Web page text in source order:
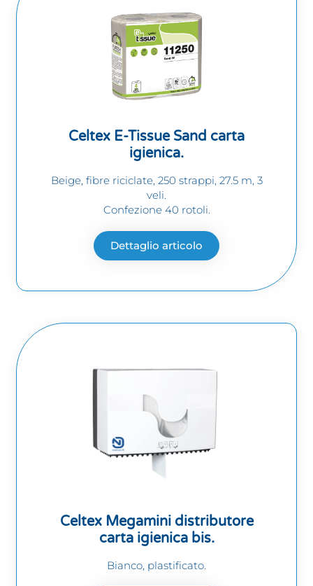
Celtex E-Tissue Sand carta
igienica.
Beige, fibre riciclate, 250 strappi, 27.5 m, 3
veli.
Confezione 40 rotoli.
Dettaglio articolo
Celtex Megamini distributore
carta igienica bis.
Bianco, plastificato.